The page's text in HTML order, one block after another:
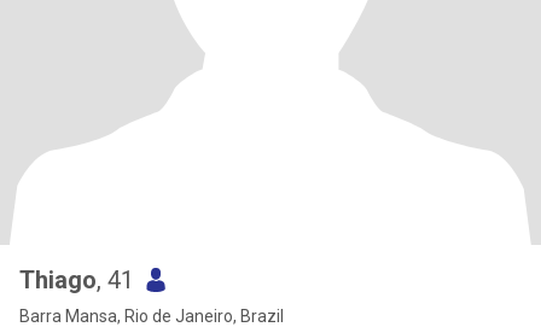
Thiago, 41
Barra Mansa, Rio de Janeiro, Brazil